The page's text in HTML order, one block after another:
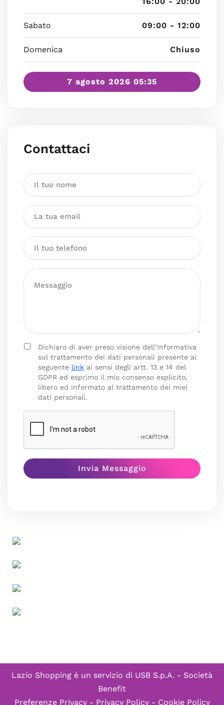
Sabato 09:00 - 12:00
Domenica Chiuso
7 agosto 2026 05:35
Contattaci
Dichiaro di aver preso visione dell’Informativa
sul trattamento dei dati personali presente al
seguente link ai sensi degli artt. 13 e 14 del
GDPR ed esprimo il mio consenso esplicito,
libero ed informato al trattamento dei miei
dati personali.
Lazio Shopping è un servizio di USB S.p.A. - Società
Benefit
Preferenze Privacy- Privacy Policy- Cookie Policy